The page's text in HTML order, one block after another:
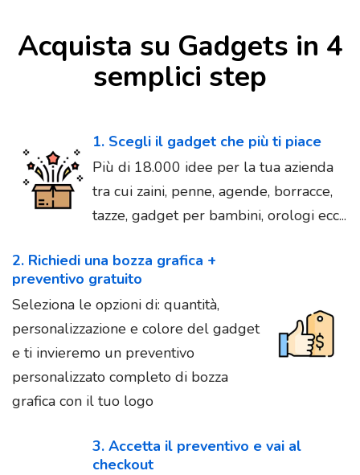
Acquista su Gadgets in 4
semplici step
1. Scegli il gadget che più ti piace
Più di 18.000 idee per la tua azienda
tra cui zaini, penne, agende, borracce,
tazze, gadget per bambini, orologi ecc...
2. Richiedi una bozza grafica +
preventivo gratuito
Seleziona le opzioni di: quantità,
personalizzazione e colore del gadget
e ti invieremo un preventivo
personalizzato completo di bozza
grafica con il tuo logo
3. Accetta il preventivo e vai al
checkout